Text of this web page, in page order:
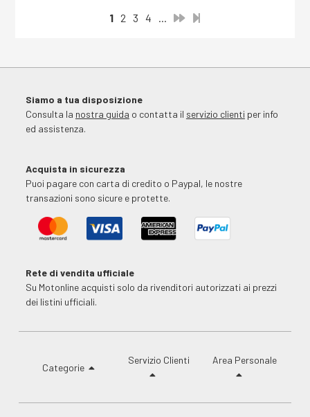
1 2 3 4 ...
Siamo a tua disposizione
Consulta la nostra guida o contatta il servizio clienti per info
ed assistenza.
Acquista in sicurezza
Puoi pagare con carta di credito o Paypal, le nostre
transazioni sono sicure e protette.
Rete di vendita ufficiale
Su Motonline acquisti solo da rivenditori autorizzati ai prezzi
dei listini ufficiali.
Categorie
Servizio Clienti Area Personale